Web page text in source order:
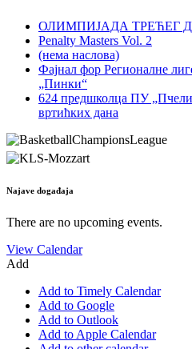
ОЛИМПИЈАДА ТРЕЋЕГ
Penalty Masters Vol. 2
(нема наслова)
Фајнал фор Регионалне
„Пинки“
624 предшколца ПУ
вртићких дана
Najave događaja
There are no upcoming events.
View Calendar
Add
Add to Timely Calendar
Add to Google
Add to Outlook
Add to Apple Calendar